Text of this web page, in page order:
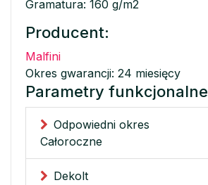
Gramatura: 160 g/m2
Producent:
Malfini
Okres gwarancji: 24 miesięcy
Parametry funkcjonalne
Odpowiedni okres
Całoroczne
Dekolt